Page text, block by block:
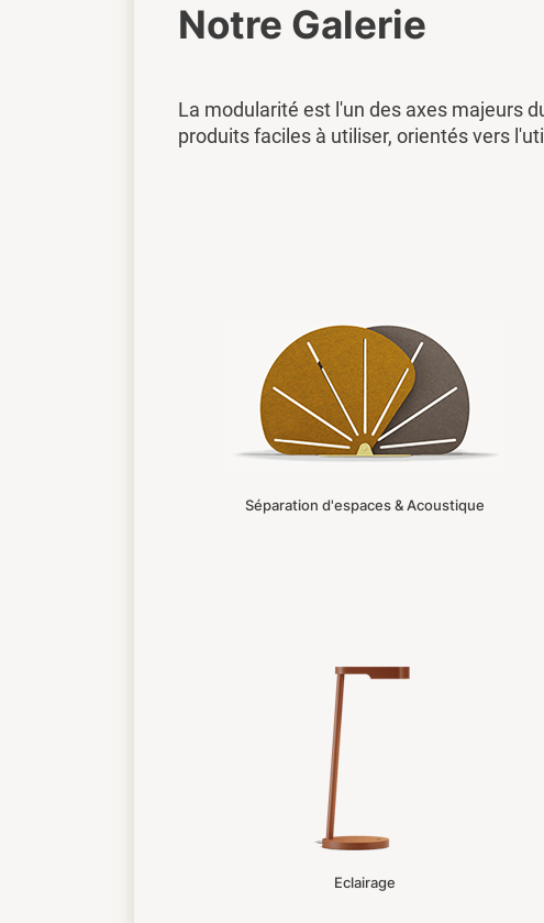
Notre Galerie
La modularité est l'un des axes majeurs
produits faciles à utiliser, orientés vers
Séparation d'espaces & Acoustique
Eclairage